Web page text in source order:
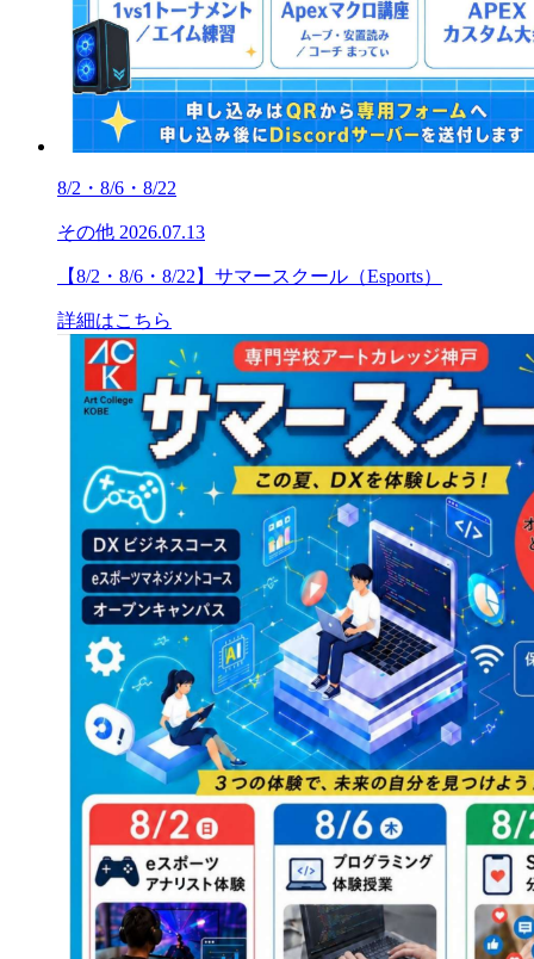
8/2・8/6・8/22
その他 2026.07.13
【8/2・8/6・8/22】サマースクール（Esports）
詳細はこちら